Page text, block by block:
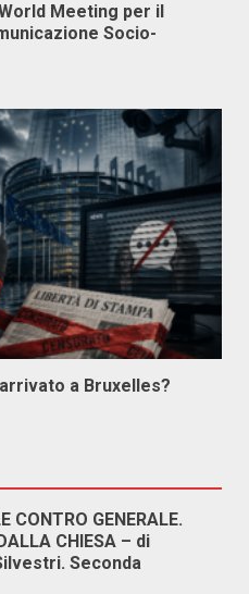
Meeting per il
Socio-
a Bruxelles?
CONTRO GENERALE.
CHIESA – di
Seconda